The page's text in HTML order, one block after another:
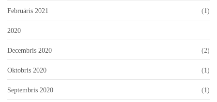
Februāris 2021 (1)
2020
Decembris 2020 (2)
Oktobris 2020 (1)
Septembris 2020 (1)